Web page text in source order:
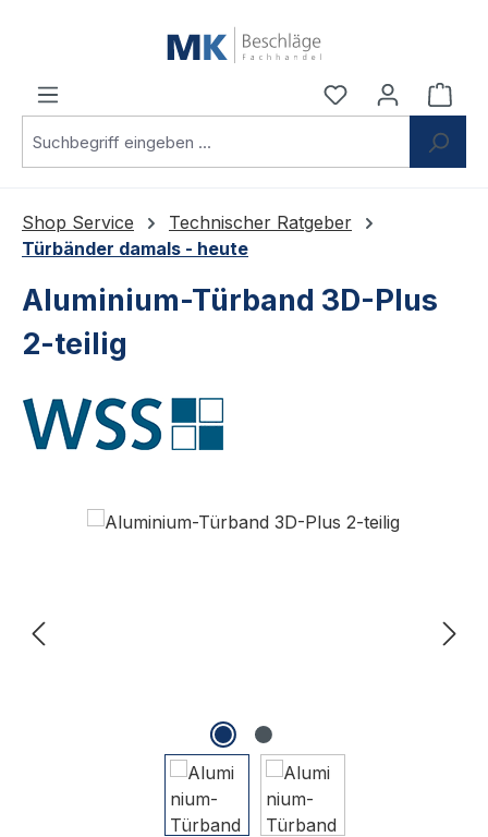
Du hast 0
Shop Service
Technischer Ratgeber
Türbänder damals - heute
Aluminium-Türband 3D-Plus
2-teilig